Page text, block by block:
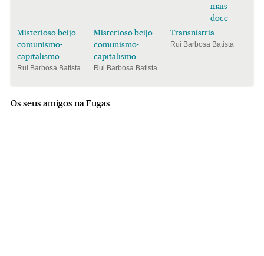
Misterioso beijo
comunismo-
capitalismo
Rui Barbosa Batista
Misterioso beijo
comunismo-
capitalismo
Rui Barbosa Batista
mais
doce
Transnístria
Rui Barbosa Batista
Os seus amigos na Fugas